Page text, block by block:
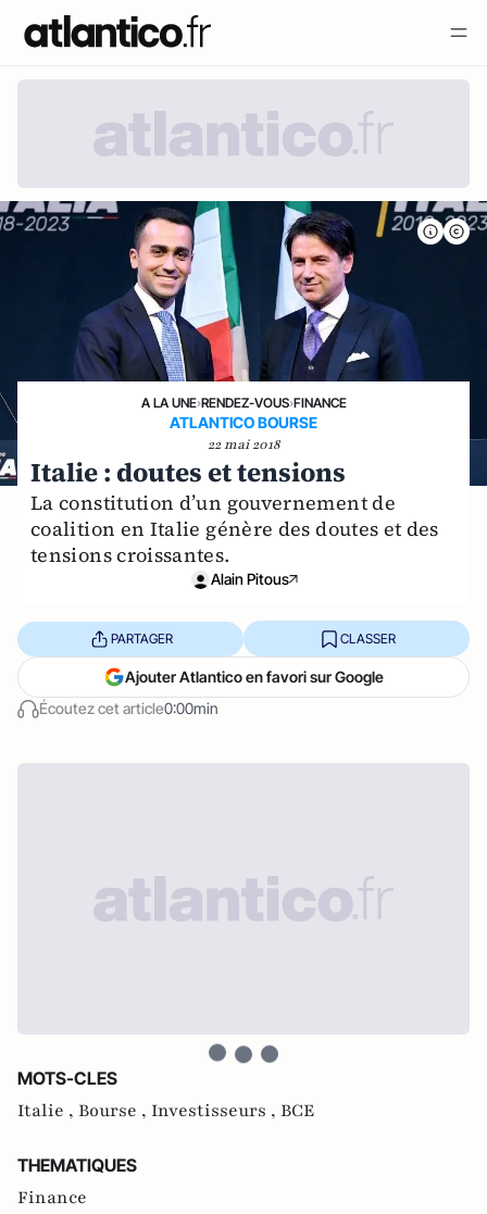
A LA UNE›RENDEZ-VOUS›FINANCE
ATLANTICO BOURSE
22 mai 2018
Italie : doutes et tensions
La constitution d’un gouvernement de
coalition en Italie génère des doutes et des
tensions croissantes.
Alain Pitous
Écoutez cet article0:00min
PARTAGER CLASSER
Ajouter Atlantico en favori sur Google
MOTS-CLES
Italie , Bourse , Investisseurs , BCE
THEMATIQUES
Finance